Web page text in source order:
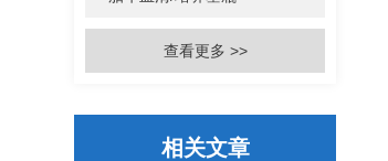
查看更多 >>
相关文章